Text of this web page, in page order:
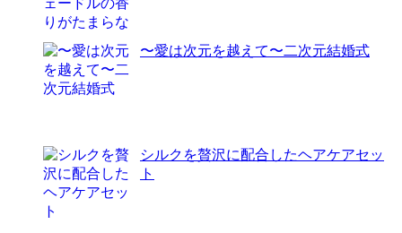
〜愛は次元を越えて〜二次元結婚式
シルクを贅沢に配合したヘアケアセッ
ト